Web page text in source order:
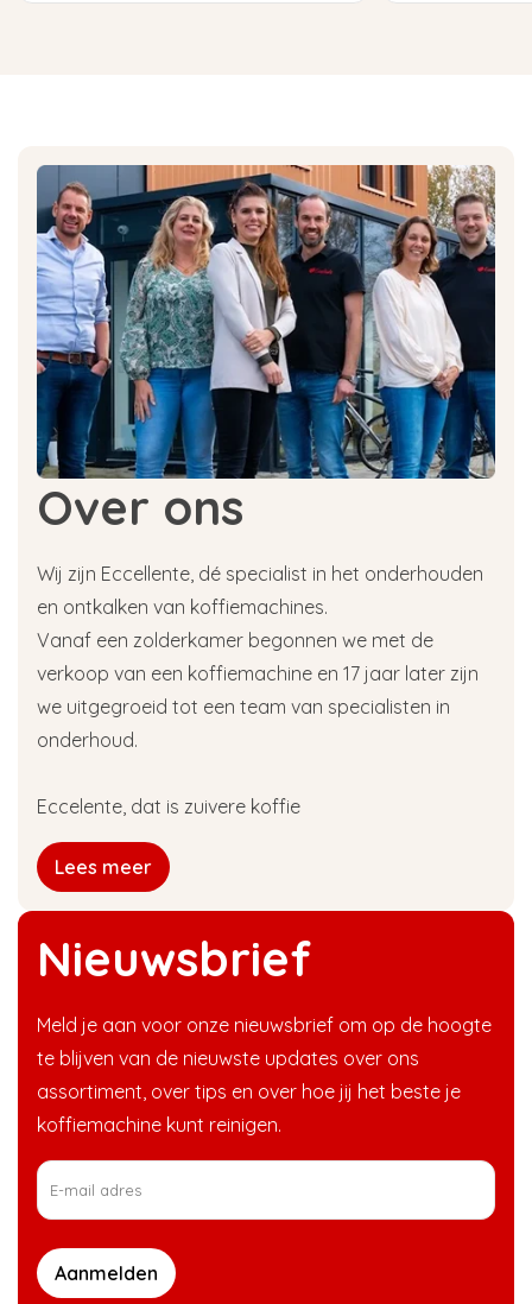
Nieuwsbrief
Meld je aan voor onze nieuwsbrief om op de hoogte
te blijven van de nieuwste updates over ons
assortiment, over tips en over hoe jij het beste je
koffiemachine kunt reinigen.
Aanmelden
Over ons
Wij zijn Eccellente, dé specialist in het onderhouden
en ontkalken van koffiemachines.
Vanaf een zolderkamer begonnen we met de
verkoop van een koffiemachine en 17 jaar later zijn
we uitgegroeid tot een team van specialisten in
onderhoud.
Eccelente, dat is zuivere koffie
Lees meer